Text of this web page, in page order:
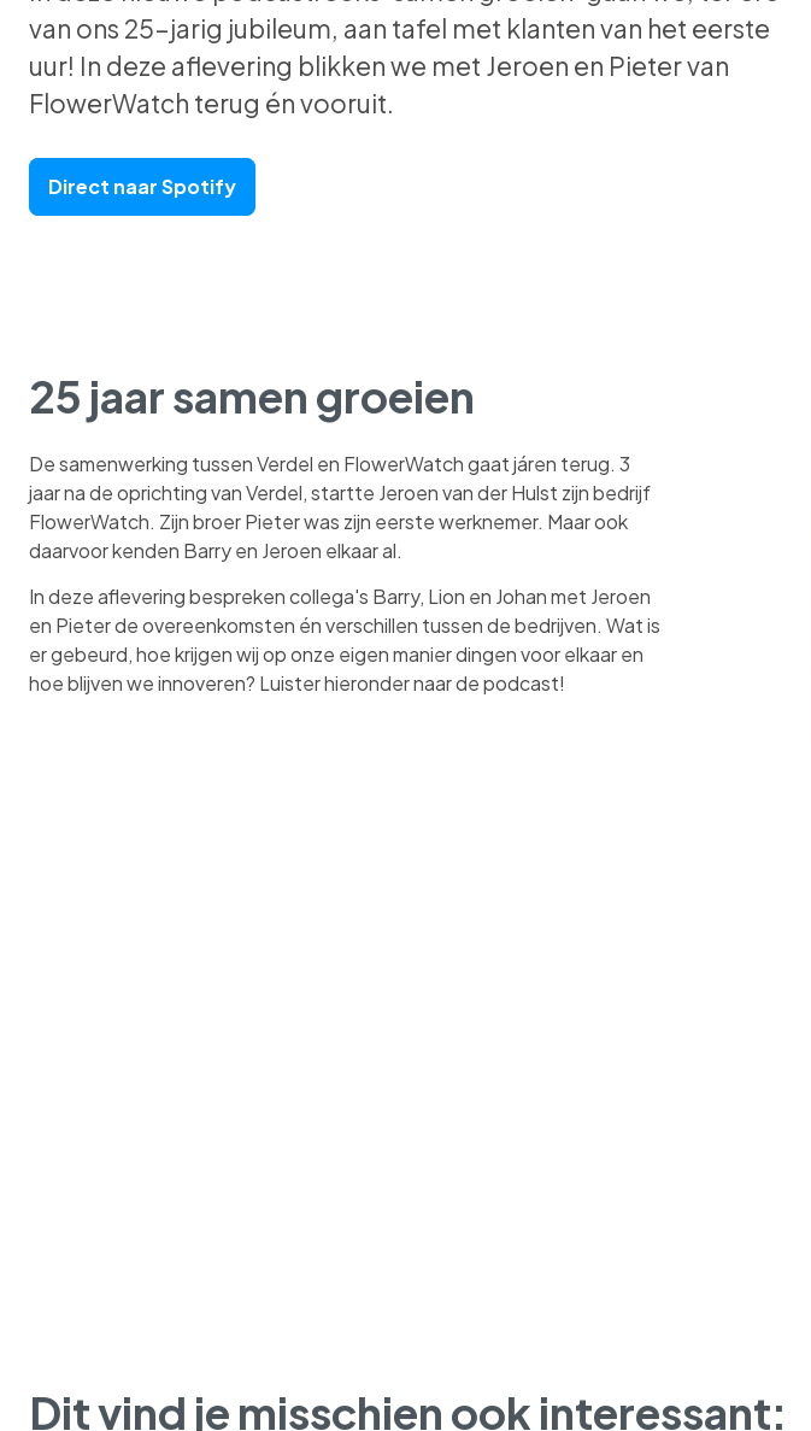
van ons 25-jarig jubileum, aan tafel met klanten van het eerste
uur! In deze aflevering blikken we met Jeroen en Pieter van
FlowerWatch terug én vooruit.
Direct naar Spotify
25 jaar samen groeien
De samenwerking tussen Verdel en FlowerWatch gaat járen terug. 3
jaar na de oprichting van Verdel, startte Jeroen van der Hulst zijn bedrijf
FlowerWatch. Zijn broer Pieter was zijn eerste werknemer. Maar ook
daarvoor kenden Barry en Jeroen elkaar al.
In deze aflevering bespreken collega's Barry, Lion en Johan met Jeroen
en Pieter de overeenkomsten én verschillen tussen de bedrijven. Wat is
er gebeurd, hoe krijgen wij op onze eigen manier dingen voor elkaar en
hoe blijven we innoveren? Luister hieronder naar de podcast!
Dit vind je misschien ook interessant: